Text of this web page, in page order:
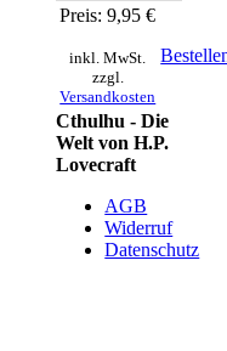
Preis: 9,95 €
inkl. MwSt.
zzgl.
Versandkosten
Cthulhu - Die
Welt von H.P.
Lovecraft
AGB
Widerruf
Datenschutz